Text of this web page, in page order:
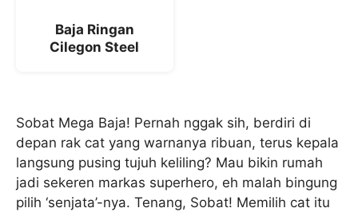
Baja Ringan
Cilegon Steel
Sobat Mega Baja! Pernah nggak sih, berdiri di
depan rak cat yang warnanya ribuan, terus kepala
langsung pusing tujuh keliling? Mau bikin rumah
jadi sekeren markas superhero, eh malah bingung
pilih ‘senjata’-nya. Tenang, Sobat! Memilih cat itu